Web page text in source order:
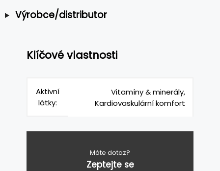
Výrobce/distributor
Klíčové vlastnosti
Aktivní
látky:
Vitamíny & minerály,
Kardiovaskulární komfort
Máte dotaz?
Zeptejte se